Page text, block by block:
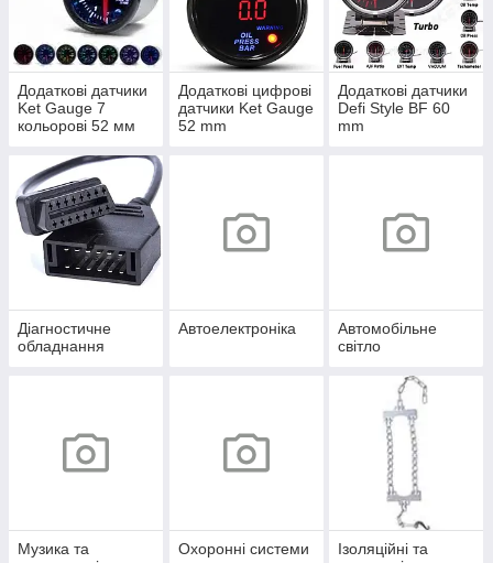
Додаткові датчики
Ket Gauge 7
кольорові 52 мм
Додаткові цифрові
датчики Ket Gauge
52 mm
Додаткові датчики
Defi Style BF 60
mm
Діагностичне
обладнання
Автоелектроніка
Автомобільне
світло
Музика та
Охоронні системи
Ізоляційні та